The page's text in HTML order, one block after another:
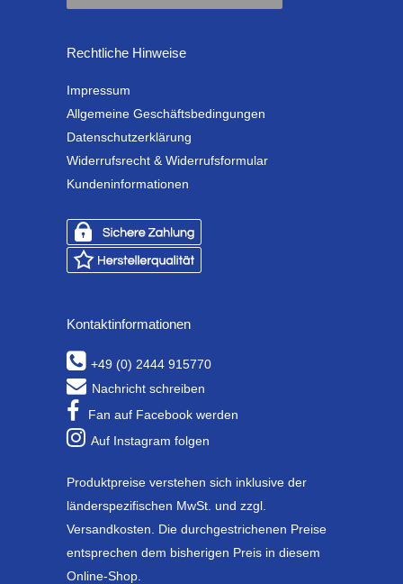
Rechtliche Hinweise
Impressum
Allgemeine Geschäftsbedingungen
Datenschutzerklärung
Widerrufsrecht & Widerrufsformular
Kundeninformationen
Kontaktinformationen
+49 (0) 2444 915770
Nachricht schreiben
Fan auf Facebook werden
Auf Instagram folgen
Produktpreise verstehen sich inklusive der
länderspezifischen MwSt. und zzgl.
Versandkosten. Die durchgestrichenen Preise
entsprechen dem bisherigen Preis in diesem
Online-Shop.